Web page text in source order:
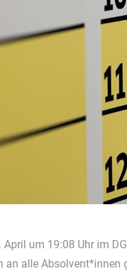
um 19:08 Uhr im
alle Absolvent*innen